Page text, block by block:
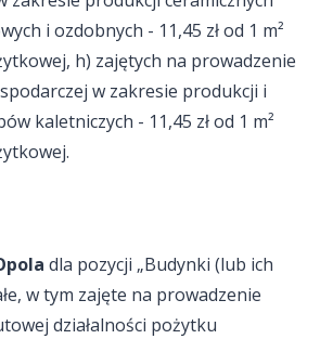
i ozdobnych - 11,45 zł od 1 m²
h) zajętych na prowadzenie
w zakresie produkcji i
kaletniczych - 11,45 zł od 1 m²
dla pozycji „Budynki (lub ich
w tym zajęte na prowadzenie
działalności pożytku